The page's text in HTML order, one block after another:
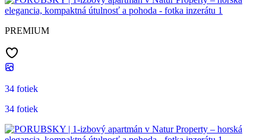
PREMIUM
34 fotiek
34 fotiek